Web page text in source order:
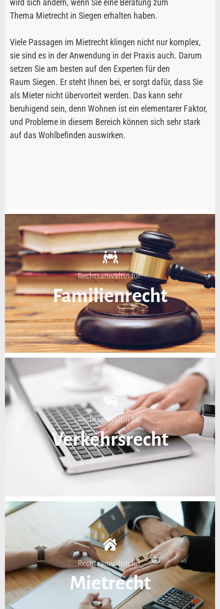
wird sich ändern, wenn Sie eine Beratung zum
Thema Mietrecht in Siegen erhalten haben.
Viele Passagen im Mietrecht klingen nicht nur komplex,
sie sind es in der Anwendung in der Praxis auch. Darum
setzen Sie am besten auf den Experten für den
Raum Siegen. Er steht Ihnen bei, er sorgt dafür, dass Sie
als Mieter nicht übervorteit werden. Das kann sehr
beruhigend sein, denn Wohnen ist ein elementarer Faktor,
und Probleme in diesem Bereich können sich sehr stark
auf das Wohlbefinden auswirken.
Rechtsanwältin für:
Familienrecht
Rechtsanwältin für:
Verkehrsrecht
Rechtsanwältin für:
Mietrecht